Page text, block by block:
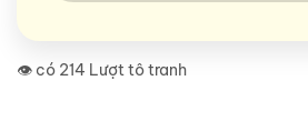
👁️ có 214 Lượt tô tranh